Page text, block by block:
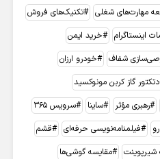
مهارت‌های شغلی
تکنیک‌های فروش
اینستاگرام
خرید ایمن
شفاف
خودرو ارزان
دتکتور گاز کربن مونوکسید
رهبری مؤثر ساینا
سرویس 365
فیلمنامه‌نویسی حرفه‌ای
قشم
شیرپوینت
مقایسه گوشی‌ها